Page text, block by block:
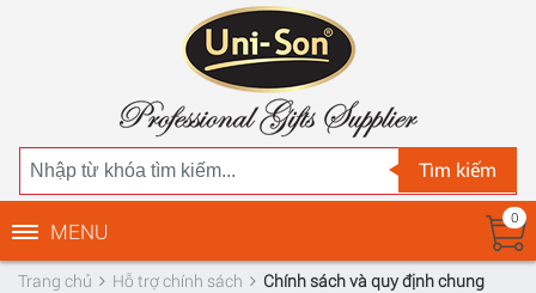
Tìm kiếm
0
MENU
Trang chủ Hỗ trợ chính sách Chính sách và quy định chung